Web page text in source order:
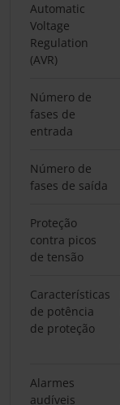
Automatic
Voltage
Regulation
(AVR)
Número de
fases de
entrada
Número de
fases de saída
Proteção
contra picos
de tensão
Características
de potência
de proteção
Alarmes
audíveis